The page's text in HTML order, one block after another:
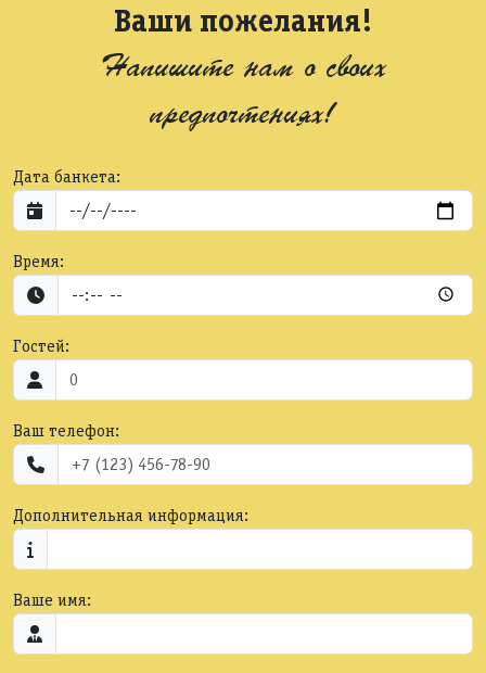
Ваши пожелания!
Напишите нам о своих
предпочтениях!
Дата банкета:
Время:
Гостей:
Ваш телефон:
Дополнительная информация:
Ваше имя: